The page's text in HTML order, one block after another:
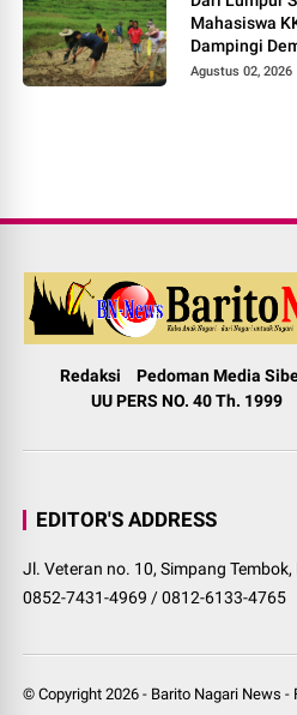
Mahasiswa
Dampingi
Pokok Murah
Agustus 02, 2026
Redaksi Pedoman Media
UU PERS NO. 40 Th. 1999
EDITOR'S ADDRESS
Jl. Veteran no. 10, Simpang
0852-7431-4969 / 0812-6133-4765
© Copyright2026 - Barito Nagari News -